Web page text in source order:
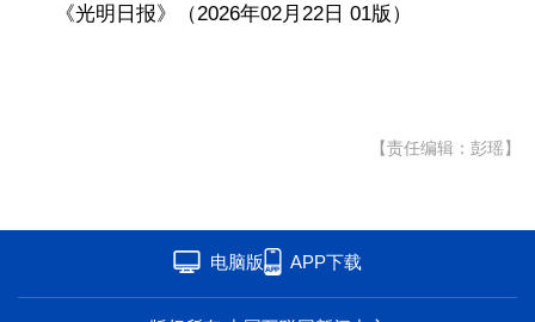
《光明日报》（2026年02月22日 01版）
【责任编辑：彭瑶】
电脑版 APP下载